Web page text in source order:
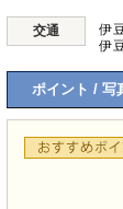
交通 伊
伊
ポイント / 写